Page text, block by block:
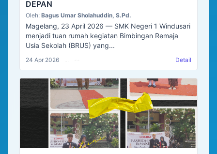
DEPAN
Oleh: Bagus Umar Sholahuddin, S.Pd.
Magelang, 23 April 2026 — SMK Negeri 1 Windusari
menjadi tuan rumah kegiatan Bimbingan Remaja
Usia Sekolah (BRUS) yang...
24 Apr 2026 Detail